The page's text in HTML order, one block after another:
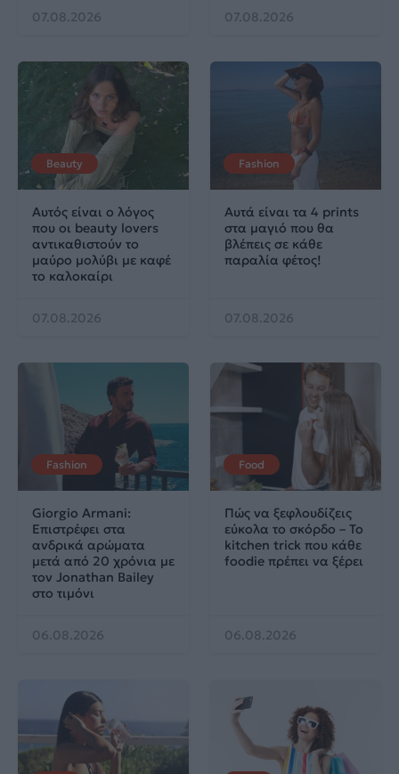
07.08.2026 07.08.2026
Beauty
Αυτός είναι ο λόγος
που οι beauty lovers
αντικαθιστούν το
μαύρο μολύβι με καφέ
το καλοκαίρι
07.08.2026
Fashion
Αυτά είναι τα 4 prints
στα μαγιό που θα
βλέπεις σε κάθε
παραλία φέτος!
07.08.2026
Fashion
Giorgio Armani:
Επιστρέφει στα
ανδρικά αρώματα
μετά από 20 χρόνια με
τον Jonathan Bailey
στο τιμόνι
06.08.2026
Food
Πώς να ξεφλουδίζεις
εύκολα το σκόρδο – Το
kitchen trick που κάθε
foodie πρέπει να ξέρει
06.08.2026